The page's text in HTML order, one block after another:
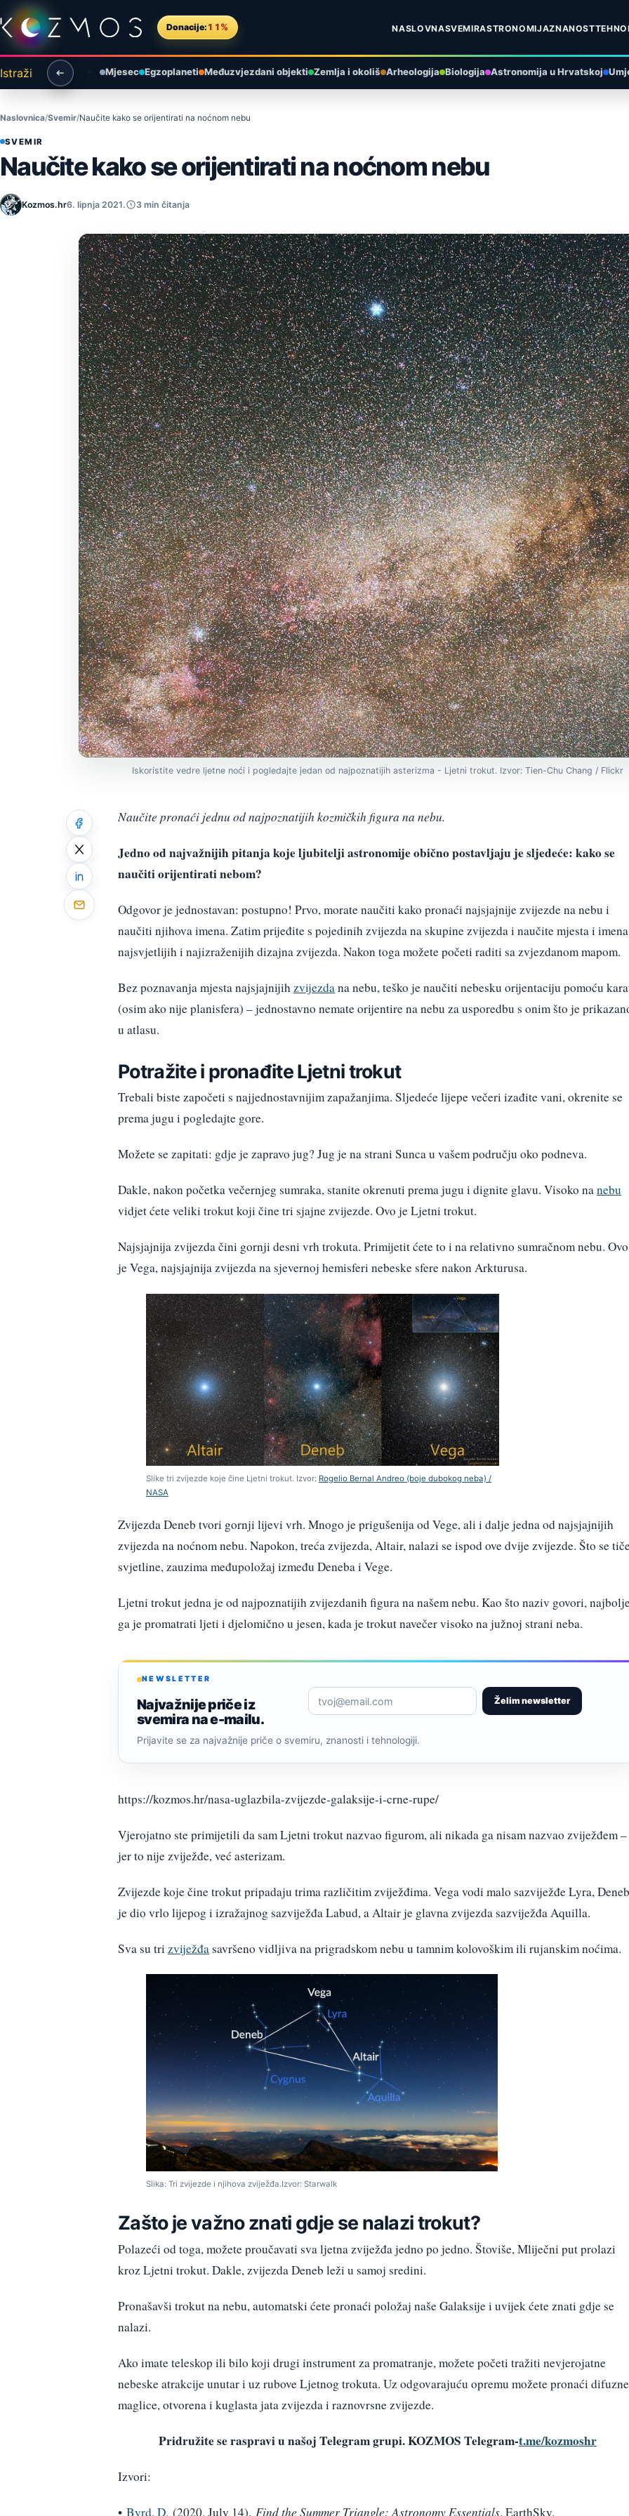
Preskoči na sadržaj
Donacije: 11% NASLOVNASVEMIRASTRONOMIJAZNANOST
Istraži Mjesec Egzoplaneti Međuzvjezdani objekti Zemlja i okoliš Arheologija Biologija Astronomija u Hrvatskoj
Naslovnica Svemir Naučite kako se orijentirati na noćnom nebu
SVEMIR
Naučite kako se orijentirati na noćnom nebu
Kozmos.hr6. lipnja 2021. 3 min čitanja
Iskoristite vedre ljetne noći i pogledajte jedan od najpoznatijih asterizma - Ljetni trokut. Izvor: Tien-Chu Chang / Flickr
Naučite pronaći jednu od najpoznatijih kozmičkih figura na nebu.
Jedno od najvažnijih pitanja koje ljubitelji astronomije obično postavljaju je sljedeće: kako se
naučiti orijentirati nebom?
Odgovor je jednostavan: postupno! Prvo, morate naučiti kako pronaći najsjajnije zvijezde na nebu i
naučiti njihova imena. Zatim prijeđite s pojedinih zvijezda na skupine zvijezda i naučite mjesta i imena
najsvjetlijih i najizraženijih dizajna zvijezda. Nakon toga možete početi raditi sa zvjezdanom mapom.
Bez poznavanja mjesta najsjajnijihzvijezdana nebu, teško je naučiti nebesku orijentaciju pomoću
(osim ako nije planisfera) – jednostavno nemate orijentire na nebu za usporedbu s onim što je
u atlasu.
Potražite i pronađite Ljetni trokut
Trebali biste započeti s najjednostavnijim zapažanjima. Sljedeće lijepe večeri izađite vani, okrenite se
prema jugu i pogledajte gore.
Možete se zapitati: gdje je zapravo jug? Jug je na strani Sunca u vašem području oko podneva.
Dakle, nakon početka večernjeg sumraka, stanite okrenuti prema jugu i dignite glavu. Visoko nanebu
vidjet ćete veliki trokut koji čine tri sjajne zvijezde. Ovo je Ljetni trokut.
Najsjajnija zvijezda čini gornji desni vrh trokuta. Primijetit ćete to i na relativno sumračnom nebu. Ovo
je Vega, najsjajnija zvijezda na sjevernoj hemisferi nebeske sfere nakon Arkturusa.
Slike tri zvijezde koje čine Ljetni trokut. Izvor: Rogelio Bernal Andreo (boje dubokog neba) /
NASA
Zvijezda Deneb tvori gornji lijevi vrh. Mnogo je prigušenija od Vege, ali i dalje jedna od najsjajnijih
zvijezda na noćnom nebu. Napokon, treća zvijezda, Altair, nalazi se ispod ove dvije zvijezde. Što se
svjetline, zauzima međupoložaj između Deneba i Vege.
Ljetni trokut jedna je od najpoznatijih zvijezdanih figura na našem nebu. Kao što naziv govori,
ga je promatrati ljeti i djelomično u jesen, kada je trokut navečer visoko na južnoj strani neba.
NEWSLETTER
Najvažnije priče iz
svemira na e-mailu.
Želim newsletter
Prijavite se za najvažnije priče o svemiru, znanosti i tehnologiji.
https://kozmos.hr/nasa-uglazbila-zvijezde-galaksije-i-crne-rupe/
Vjerojatno ste primijetili da sam Ljetni trokut nazvao figurom, ali nikada ga nisam nazvao zviježđem –
jer to nije zviježđe, već asterizam.
Zvijezde koje čine trokut pripadaju trima različitim zviježđima. Vega vodi malo sazviježđe Lyra, Deneb
je dio vrlo lijepog i izražajnog sazviježđa Labud, a Altair je glavna zvijezda sazviježđa Aquilla.
Sva su tri zviježđasavršeno vidljiva na prigradskom nebu u tamnim kolovoškim ili rujanskim noćima.
Slika: Tri zvijezde i njihova zviježđa.Izvor: Starwalk
Zašto je važno znati gdje se nalazi trokut?
Polazeći od toga, možete proučavati sva ljetna zviježđa jedno po jedno. Štoviše, Mliječni put prolazi
kroz Ljetni trokut. Dakle, zvijezda Deneb leži u samoj sredini.
Pronašavši trokut na nebu, automatski ćete pronaći položaj naše Galaksije i uvijek ćete znati gdje se
nalazi.
Ako imate teleskop ili bilo koji drugi instrument za promatranje, možete početi tražiti nevjerojatne
nebeske atrakcije unutar i uz rubove Ljetnog trokuta. Uz odgovarajuću opremu možete pronaći difuzne
maglice, otvorena i kuglasta jata zvijezda i raznovrsne zvijezde.
Pridružite se raspravi u našoj Telegram grupi. KOZMOS Telegram-t.me/kozmoshr
Izvori:
• Byrd, D. (2020, July 14). Find the Summer Triangle: Astronomy Essentials. EarthSky.